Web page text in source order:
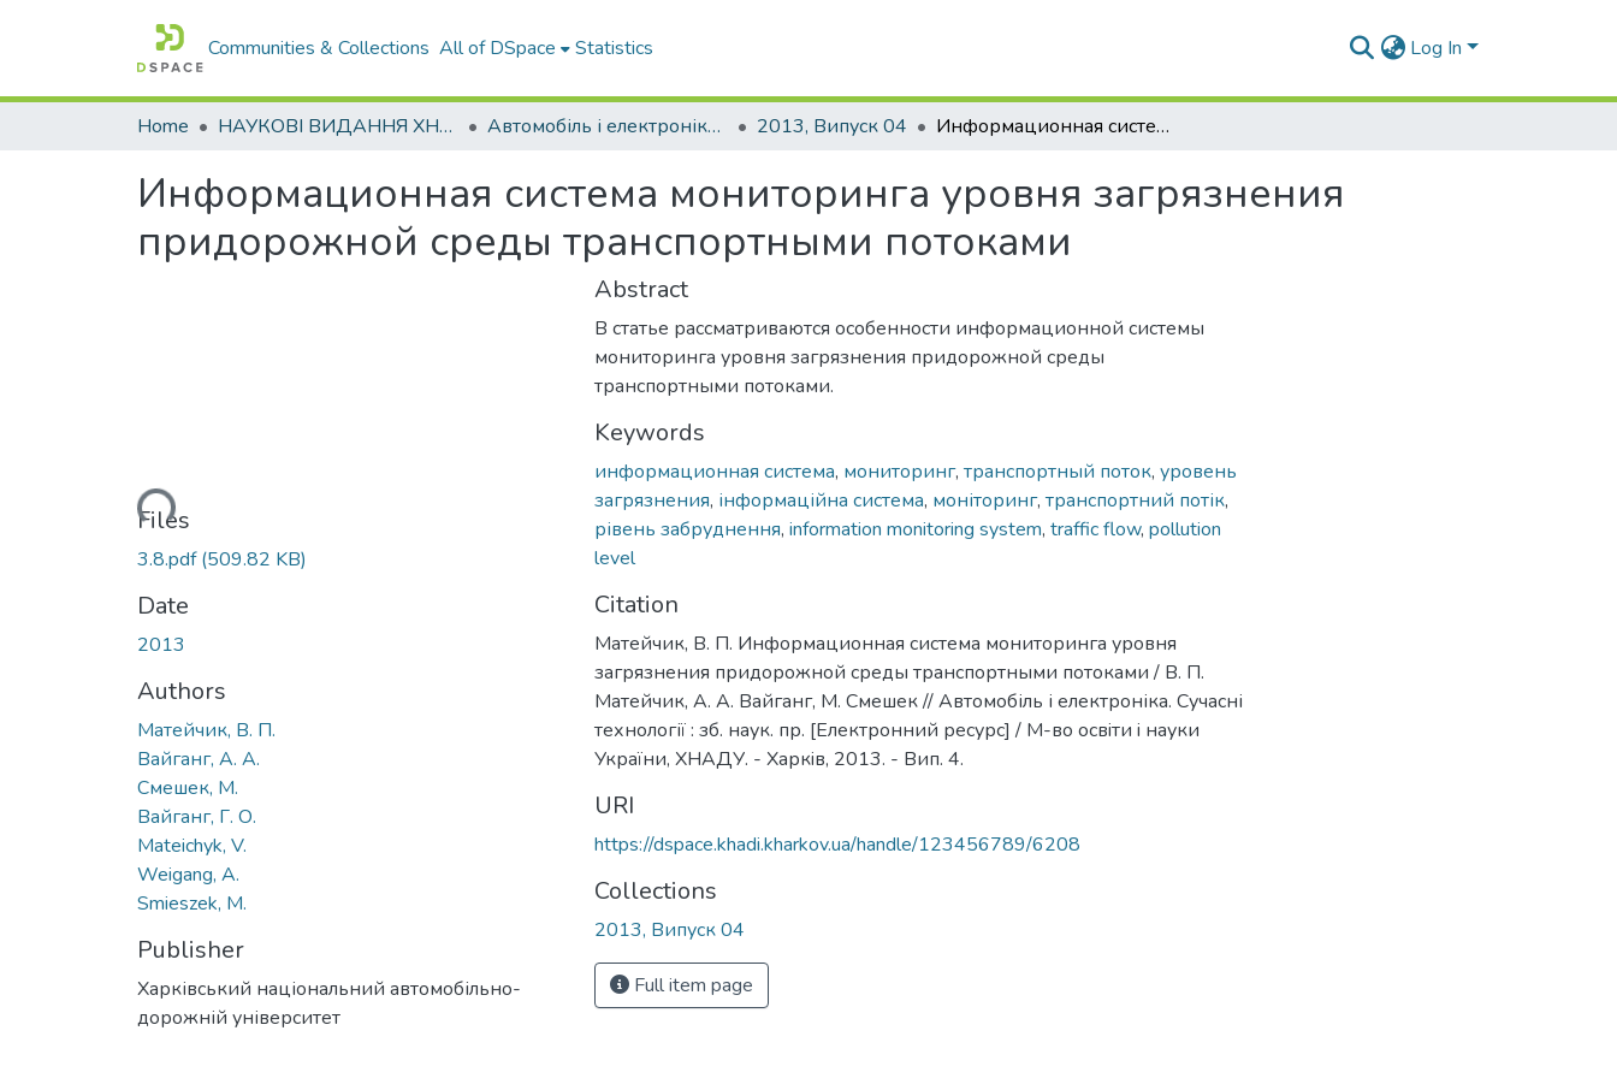
Communities & Collections All of DSpace Statistics Log In
Home НАУКОВІ ВИДАННЯ ХНАДУ Автомобіль і електроніка. Сучасні технології 2013, Випуск 04 Информационная система мониторинга уровня загрязнения придорожной среды транспортными потоками
Информационная система мониторинга уровня загрязнения
придорожной среды транспортными потоками
Loading...
Files
3.8.pdf(509.82 KB)
Date
2013
Authors
Матейчик, В. П.
Вайганг, А. А.
Смешек, М.
Вайганг, Г. О.
Mateichyk, V.
Weigang, A.
Smieszek, M.
Publisher
Харківський національний автомобільно-
дорожній університет
Abstract
В статье рассматриваются особенности информационной системы
мониторинга уровня загрязнения придорожной среды
транспортными потоками.
Keywords
информационная система, мониторинг, транспортный поток, уровень
загрязнения, інформаційна система, моніторинг, транспортний потік,
рівень забруднення, information monitoring system, traffic flow, pollution
level
Citation
Матейчик, В. П. Информационная система мониторинга уровня
загрязнения придорожной среды транспортными потоками / В. П.
Матейчик, А. А. Вайганг, М. Смешек // Автомобіль і електроніка. Сучасні
технології : зб. наук. пр. [Електронний ресурс] / М-во освiти i науки
України, ХНАДУ. - Харкiв, 2013. - Вип. 4.
URI
https://dspace.khadi.kharkov.ua/handle/123456789/6208
Collections
2013, Випуск 04
Full item page